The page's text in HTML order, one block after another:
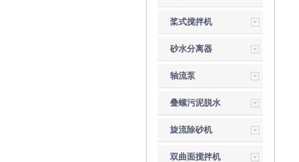
桨式搅拌机
砂水分离器
轴流泵
叠螺污泥脱水
机
旋流除砂机
双曲面搅拌机